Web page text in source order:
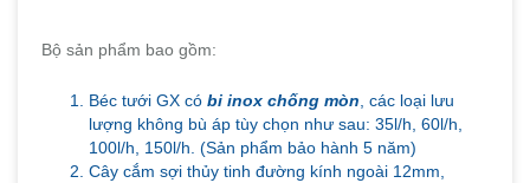
Bộ sản phẩm bao gồm:
Béc tưới GX có bi inox chống mòn, các loại lưu
lượng không bù áp tùy chọn như sau: 35l/h, 60l/h,
100l/h, 150l/h. (Sản phẩm bảo hành 5 năm)
Cây cắm sợi thủy tinh đường kính ngoài 12mm,